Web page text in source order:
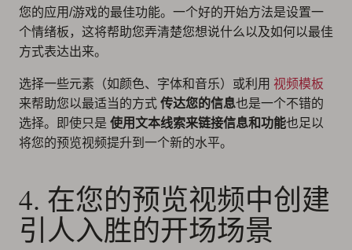
您的应用/游戏的最佳功能。一个好的开始方法是设置一
个情绪板，这将帮助您弄清楚您想说什么以及如何以最佳
方式表达出来。
选择一些元素（如颜色、字体和音乐）或利用 视频模板
来帮助您以最适当的方式 传达您的信息也是一个不错的
选择。即使只是 使用文本线索来链接信息和功能也足以
将您的预览视频提升到一个新的水平。
4. 在您的预览视频中创建
引人入胜的开场场景